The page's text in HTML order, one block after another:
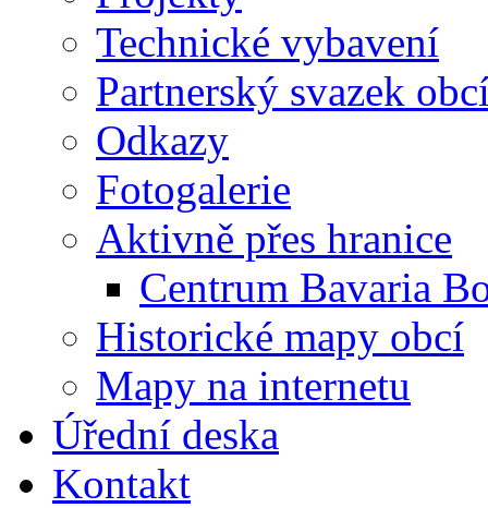
Technické vybavení
Partnerský svazek
Odkazy
Fotogalerie
Aktivně přes hranice
Centrum Bavaria
Historické mapy obcí
Mapy na internetu
Úřední deska
Kontakt